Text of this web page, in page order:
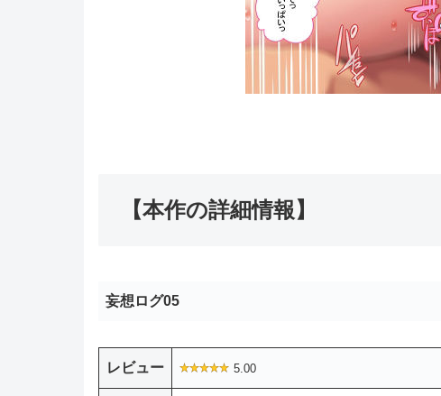
【本作の詳細情報】
妄想ログ05
レビュー 5.00